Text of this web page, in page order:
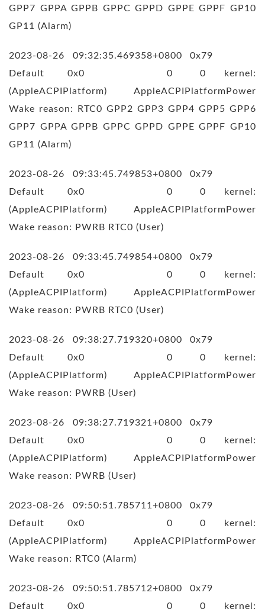
GPP7 GPPA GPPB GPPC GPPD GPPE GPPF GP10
GP11 (Alarm)
2023-08-26 09:32:35.469358+0800 0x79
Default 0x0 0 0 kernel:
(AppleACPIPlatform) AppleACPIPlatformPower
Wake reason: RTC0 GPP2 GPP3 GPP4 GPP5 GPP6
GPP7 GPPA GPPB GPPC GPPD GPPE GPPF GP10
GP11 (Alarm)
2023-08-26 09:33:45.749853+0800 0x79
Default 0x0 0 0 kernel:
(AppleACPIPlatform) AppleACPIPlatformPower
Wake reason: PWRB RTC0 (User)
2023-08-26 09:33:45.749854+0800 0x79
Default 0x0 0 0 kernel:
(AppleACPIPlatform) AppleACPIPlatformPower
Wake reason: PWRB RTC0 (User)
2023-08-26 09:38:27.719320+0800 0x79
Default 0x0 0 0 kernel:
(AppleACPIPlatform) AppleACPIPlatformPower
Wake reason: PWRB (User)
2023-08-26 09:38:27.719321+0800 0x79
Default 0x0 0 0 kernel:
(AppleACPIPlatform) AppleACPIPlatformPower
Wake reason: PWRB (User)
2023-08-26 09:50:51.785711+0800 0x79
Default 0x0 0 0 kernel:
(AppleACPIPlatform) AppleACPIPlatformPower
Wake reason: RTC0 (Alarm)
2023-08-26 09:50:51.785712+0800 0x79
Default 0x0 0 0 kernel: